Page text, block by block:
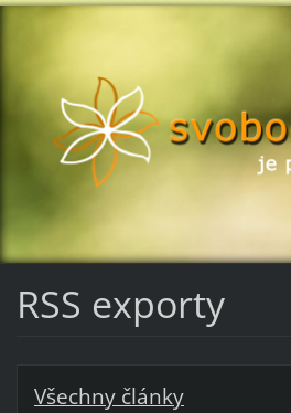
RSS exporty
Všechny články